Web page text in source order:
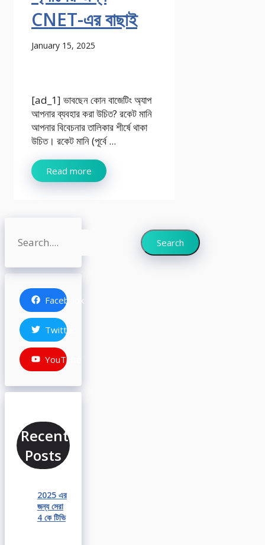
CNET-এর বাছাই
January 15, 2025
[ad_1] ভাবছেন কোন বাজেটিং অ্যাপ
আপনার ব্যবহার করা উচিত? রকেট মানি
আপনার বিবেচনার তালিকার শীর্ষে থাকা
উচিত। রকেট মানি (পূর্বে ...
Read more
Search Search
Facebook
Twitter
YouTube
Recent
Posts
2025 এর
জন্য সেরা
4 কে টিভি